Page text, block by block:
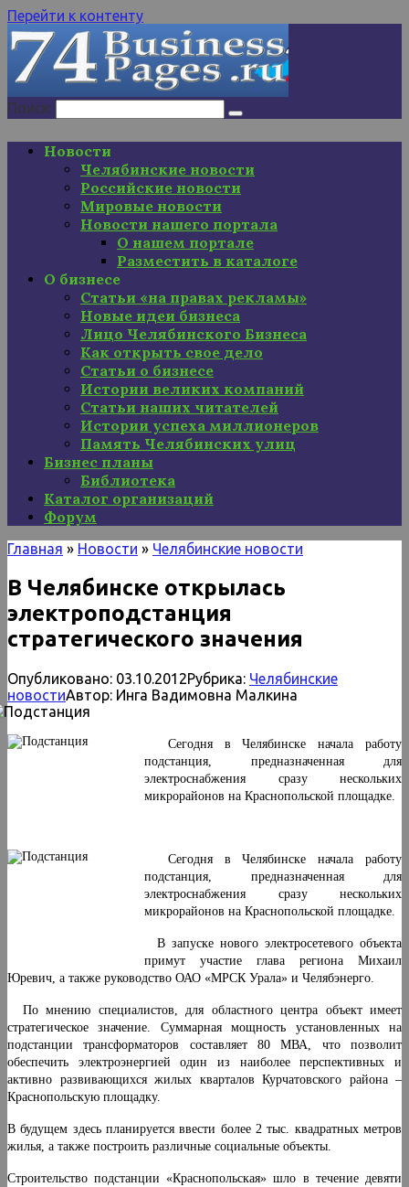
Перейти к контенту
Поиск:
Новости
Челябинские новости
Российские новости
Мировые новости
Новости нашего портала
О нашем портале
Разместить в каталоге
О бизнесе
Статьи «на правах рекламы»
Новые идеи бизнеса
Лицо Челябинского Бизнеса
Как открыть свое дело
Статьи о бизнесе
Истории великих компаний
Статьи наших читателей
Истории успеха миллионеров
Память Челябинских улиц
Бизнес планы
Библиотека
Каталог организаций
Форум
Главная » Новости » Челябинские новости
В Челябинске открылась
электроподстанция
стратегического значения
Опубликовано: 03.10.2012Рубрика: Челябинские
новостиАвтор: Инга Вадимовна Малкина
Сегодня в Челябинске начала работу
подстанция, предназначенная для
электроснабжения сразу нескольких
микрорайонов на Краснопольской площадке.
Сегодня в Челябинске начала работу
подстанция, предназначенная для
электроснабжения сразу нескольких
микрорайонов на Краснопольской площадке.
В запуске нового электросетевого объекта
примут участие глава региона Михаил
Юревич, а также руководство ОАО «МРСК Урала» и Челябэнерго.
По мнению специалистов, для областного центра объект имеет
стратегическое значение. Суммарная мощность установленных на
подстанции трансформаторов составляет 80 МВА, что позволит
обеспечить электроэнергией один из наиболее перспективных и
активно развивающихся жилых кварталов Курчатовского района –
Краснопольскую площадку.
В будущем здесь планируется ввести более 2 тыс. квадратных метров
жилья, а также построить различные социальные объекты.
Строительство подстанции «Краснопольская» шло в течение девяти